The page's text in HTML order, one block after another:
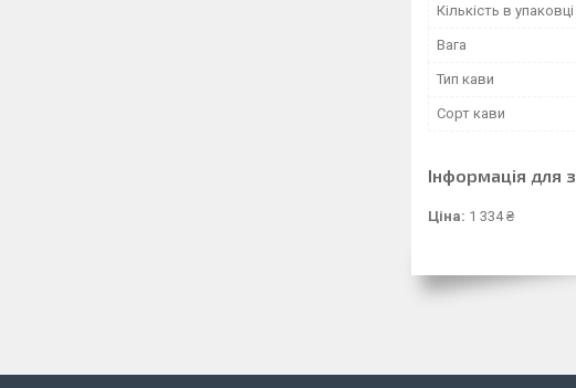
Кількість в упаковці
Вага
Тип кави
Сорт кави
Інформація для
Ціна: 1 334 ₴